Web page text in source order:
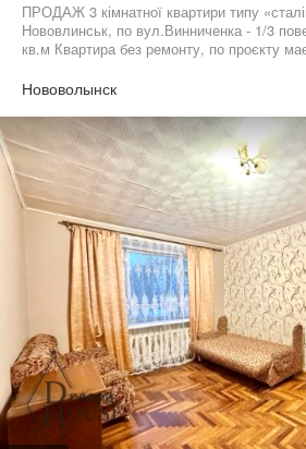
ПРОДАЖ 3 кімнатної квартири типу
Нововлинськ, по вул.Винниченка - 1/3
кв.м Квартира без ремонту, по проєкту
цоколь. Квартира розташована в самому
комфортоного життя: школа, садочок,
центральна площа.
Нововолынск